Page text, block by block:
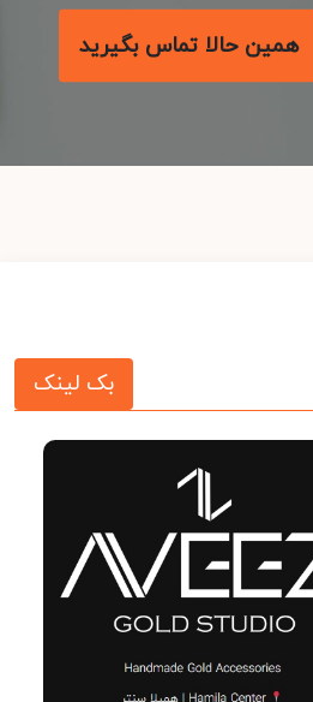
همین حالا تماس بگیرید
بک لینک